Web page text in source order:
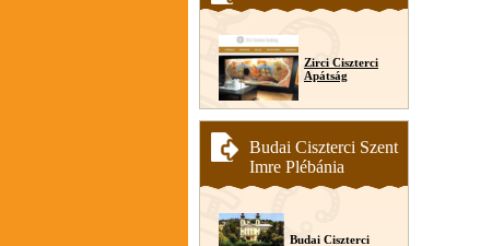
Zirci Ciszterci
Apátság
Budai Ciszterci Szent
Imre Plébánia
Budai Ciszterci